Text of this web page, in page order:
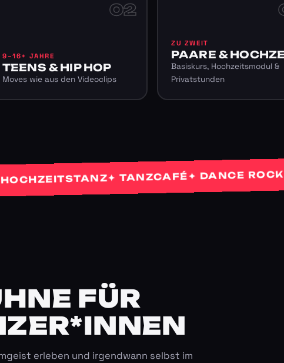
02
9–16+ JAHRE
TEENS & HIP HOP
Moves wie aus den Videoclips
ZU ZWEIT
PAARE &
Basiskurs, Hochzeitsmodul &
Privatstunden
✦ TANZCAFÉ✦ DANCE ROCKETS✦
FÜR K
erleben und irgendwann selbst im